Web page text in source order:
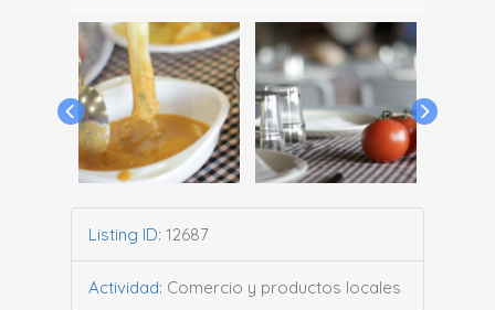
Listing ID: 12687
Actividad: Comercio y productos locales